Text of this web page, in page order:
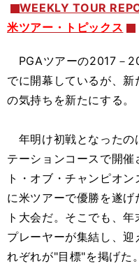
WEEKLY TOUR
米ツアー・トピックス
PGAツアーの2017－
でに開幕しているが、
の気持ちを新たにする。
年明け初戦となったの
テーションコースで開
ト・オブ・チャンピオ
に米ツアーで優勝を遂
ト大会だ。そこでも、
プレーヤーが集結し、
れぞれが"目標"を掲げた。